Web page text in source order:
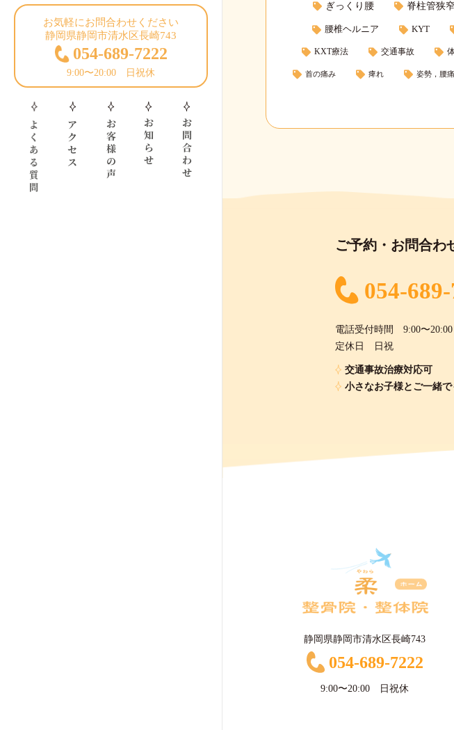
お気軽にお問合わせください
静岡県静岡市清水区長崎743
054-689-7222
9:00〜20:00 日祝休
ぎっくり腰 脊柱管狭
腰椎ヘルニア KYT
KXT療法 交通事故
首の痛み 痺れ 姿勢，腰痛
ご予約・お問合わ
054-
電話受付時間 9:00〜20:00
定休日 日祝
交通事故治療対応可
小さなお子様とご一緒
静岡県静岡市清水区長崎743
054-689-7222
9:00〜20:00 日祝休